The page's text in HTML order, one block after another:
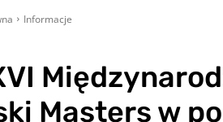
Informacje
Masters w